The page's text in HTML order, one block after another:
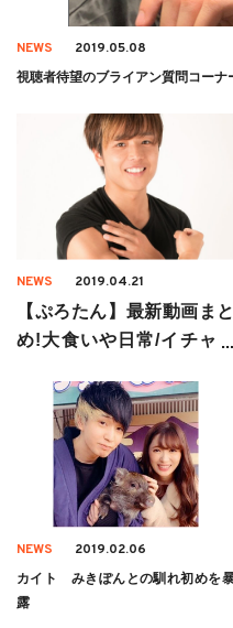
NEWS 2019.05.08
視聴者待望のブライアン質問コーナ
NEWS 2019.04.21
【ぷろたん】最新動画まと
め!大食いや日常/イチャイ
NEWS 2019.02.06
カイト みきぽんとの馴れ初めを
露